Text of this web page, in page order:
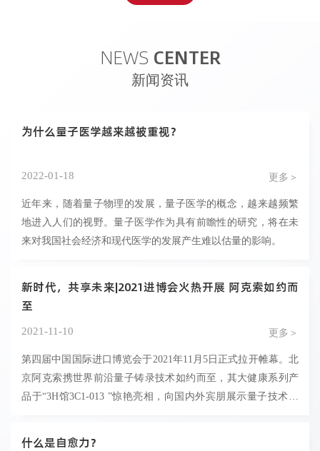
NEWS CENTER
新闻资讯
为什么量子医学越来越被重视？
2022-01-18 更多＞
近年来，随着量子物理的发展，量子医学的概念，越来越频繁
地进入人们的视野。量子医学作为具有前瞻性的研究，将在未
来对我国社会经济和现代医学的发展产生难以估量的影响。
新时代，共享未来|2021进博会火热开展 阿克索如约而
至
2021-11-10 更多＞
第四届中国国际进口博览会于2021年11月5日正式拉开帷幕。北
京阿克索携世界前沿量子铸录技术如约而至，其大健康系列产
品于“3H馆3C1-013 ”惊艳亮相，向国内外宾朋展示量子技术在
什么是自愈力？